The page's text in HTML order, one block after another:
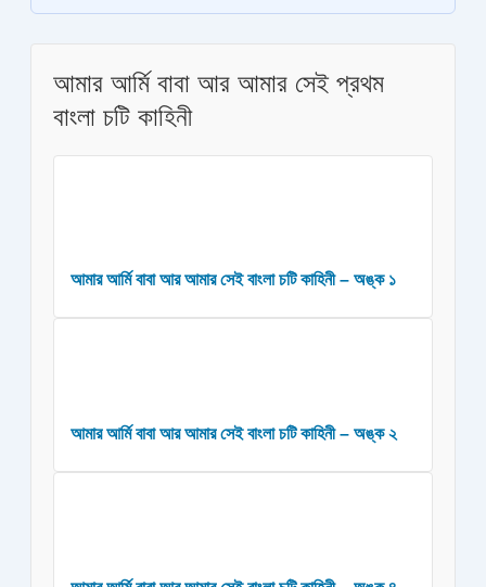
আমার আর্মি বাবা আর আমার সেই প্রথম
বাংলা চটি কাহিনী
আমার আর্মি বাবা আর আমার সেই বাংলা চটি কাহিনী – অঙ্ক ১
আমার আর্মি বাবা আর আমার সেই বাংলা চটি কাহিনী – অঙ্ক ২